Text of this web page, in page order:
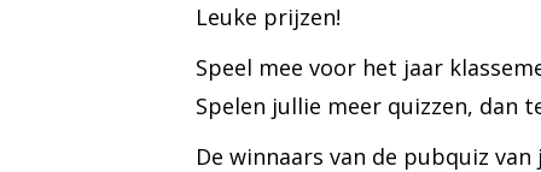
Leuke prijzen!
Speel mee voor het jaar
Spelen jullie meer quizzen, dan
De winnaars van de pubquiz